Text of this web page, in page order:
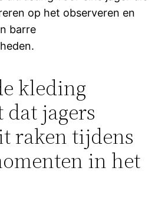
op het observeren en
barre
kleding
jagers
raken tijdens
in het